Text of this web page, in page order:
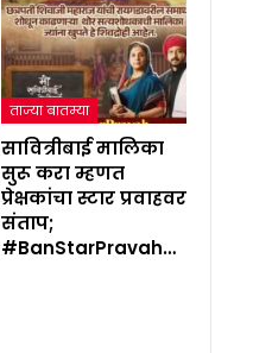
ताज्या बातम्या
सावित्रीबाई मालिका
सुरू करा म्हणत
प्रेक्षकांचा स्टार प्रवाहवर
संताप;
#BanStarPravah…